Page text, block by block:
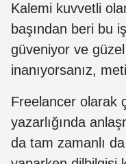
Kalemi kuvvetli
başından beri bu
güveniyor ve güzel
inanıyorsanız,
Freelancer olarak
yazarlığında
da tam zamanlı